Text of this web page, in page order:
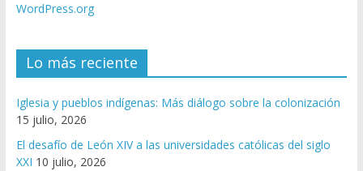
WordPress.org
Lo más reciente
Iglesia y pueblos indígenas: Más diálogo sobre la colonización
15 julio, 2026
El desafío de León XIV a las universidades católicas del siglo
XXI 10 julio, 2026